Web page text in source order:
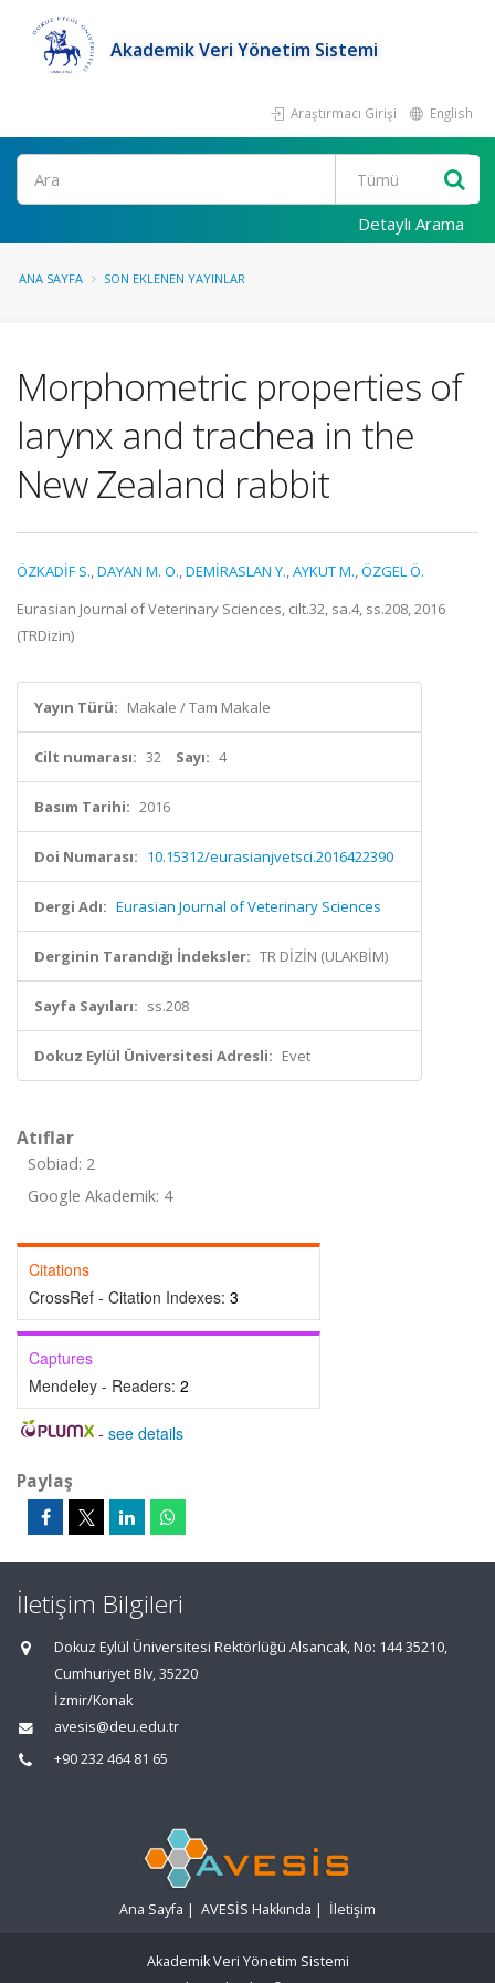
Akademik Veri Yönetim Sistemi
Araştırmacı Girişi English
Ara
Detaylı Arama
ANA SAYFA SON EKLENEN YAYINLAR
Morphometric properties of
larynx and trachea in the
New Zealand rabbit
ÖZKADİF S.,DAYAN M. O.,DEMİRASLAN Y.,AYKUT M.,ÖZGEL Ö.
Eurasian Journal of Veterinary Sciences, cilt.32, sa.4, ss.208, 2016
(TRDizin)
Yayın Türü: Makale / Tam Makale
Cilt numarası: 32 Sayı: 4
Basım Tarihi: 2016
Doi Numarası: 10.15312/eurasianjvetsci.2016422390
Dergi Adı: Eurasian Journal of Veterinary Sciences
Derginin Tarandığı İndeksler: TR DİZİN (ULAKBİM)
Sayfa Sayıları: ss.208
Dokuz Eylül Üniversitesi Adresli: Evet
Atıflar
Sobiad: 2
Google Akademik: 4
Citations
CrossRef - Citation Indexes: 3
Captures
Mendeley - Readers: 2
- see details
Paylaş
İletişim Bilgileri
Dokuz Eylül Üniversitesi Rektörlüğü Alsancak, No: 144 35210,
Cumhuriyet Blv, 35220
İzmir/Konak
avesis@deu.edu.tr
+90 232 464 81 65
Ana Sayfa | AVESİS Hakkında | İletişim
Akademik Veri Yönetim Sistemi